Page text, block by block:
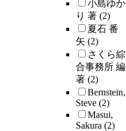
小島ゆか
り 著 (2)
夏石 番
矢 (2)
さくら綜
合事務所 編
著 (2)
Bernstein,
Steve (2)
Masui,
Sakura (2)